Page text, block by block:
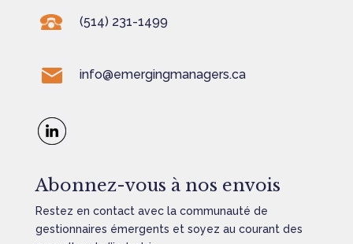
(514) 231-1499
info@emergingmanagers.ca
Abonnez-vous à nos envois
Restez en contact avec la communauté de
gestionnaires émergents et soyez au courant des